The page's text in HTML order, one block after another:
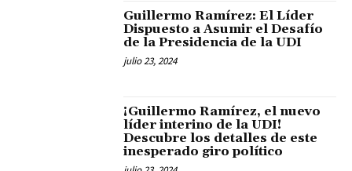
Guillermo Ramírez: El Líder
Dispuesto a Asumir el Desafío
de la Presidencia de la UDI
julio 23, 2024
¡Guillermo Ramírez, el nuevo
líder interino de la UDI!
Descubre los detalles de este
inesperado giro político